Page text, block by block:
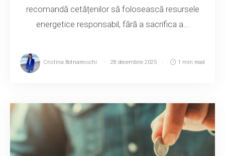
recomandă cetățenilor să folosească resursele
energetice responsabil, fără a sacrifica a...
Cristina Botnarevschi 28 decembrie 2025 1 min read